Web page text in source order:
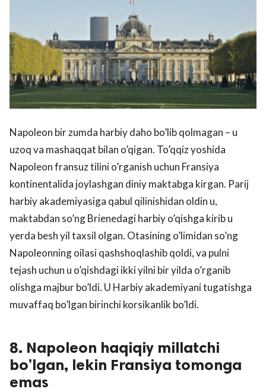
Napoleon bir zumda harbiy daho bo’lib qolmagan – u
uzoq va mashaqqat bilan o’qigan. To’qqiz yoshida
Napoleon fransuz tilini o’rganish uchun Fransiya
kontinentalida joylashgan diniy maktabga kirgan. Parij
harbiy akademiyasiga qabul qilinishidan oldin u,
maktabdan so’ng Brienedagi harbiy o’qishga kirib u
yerda besh yil taxsil olgan. Otasining o’limidan so’ng
Napoleonning oilasi qashshoqlashib qoldi, va pulni
tejash uchun u o’qishdagi ikki yilni bir yilda o’rganib
olishga majbur bo’ldi. U Harbiy akademiyani tugatishga
muvaffaq bo’lgan birinchi korsikanlik bo’ldi.
8. Napoleon haqiqiy millatchi
bo’lgan, lekin Fransiya tomonga
emas